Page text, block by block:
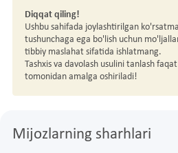
Diqqat qiling!
Ushbu sahifada joylashtirilgan
tushunchaga ega bo'lish uchun
tibbiy maslahat sifatida ishlatmang.
Tashxis va davolash usulini tanlash
tomonidan amalga oshiriladi!
Mijozlarning sharhlari